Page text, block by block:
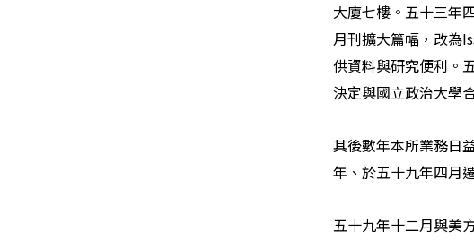
大廈七樓。五十三年
月刊擴大篇幅，改為
供資料與研究便利。
決定與國立政治大學
其後數年本所業務日
年、於五十九年四月
五十九年十二月與美